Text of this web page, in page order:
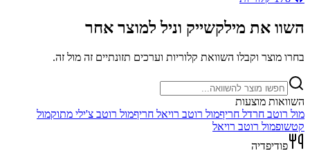
השוו את מילקשייק וניללמוצר אחר
בחרו מוצר וקבלו השוואת קלוריות וערכים תזונתיים זה מול זה.
השוואות מוצעות
מול רוטב חרדל חריףמול רוטב רויאל חריףמול רוטב צ'ילי מתוקמול
קטשופמול רוטב רויאל
פודיפדיה